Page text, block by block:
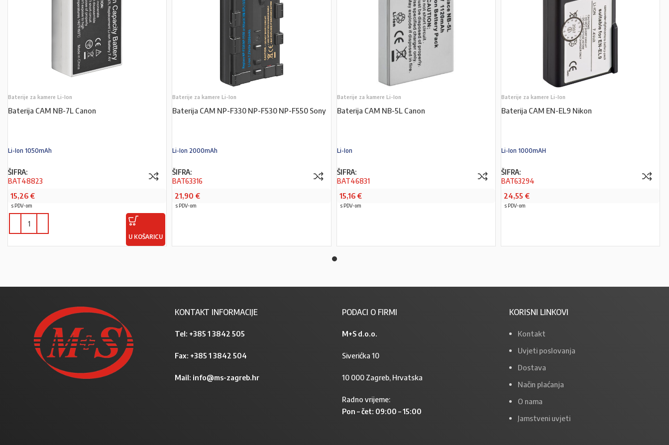
Baterije za kamere Li-Ion
Baterija CAM NB-7L Canon
Li-Ion 1050mAh
ŠIFRA:
BAT48823
15,26 €
s PDV-om
U KOŠARICU
Baterije za kamere Li-Ion
Baterija CAM NP-F330 NP-F530 NP-F550 Sony
Li-Ion 2000mAh
ŠIFRA:
BAT63316
21,90 €
s PDV-om
Baterije za kamere Li-Ion
Baterija CAM NB-5L Canon
Li-Ion
ŠIFRA:
BAT46831
15,16 €
s PDV-om
Baterije za kamere Li-Ion
Baterija CAM EN-EL9 Nikon
Li-Ion 1000mAH
ŠIFRA:
BAT63294
24,55 €
s PDV-om
KONTAKT INFORMACIJE
Tel: +385 1 3842 505
Fax: +385 1 3842 504
Mail: info@ms-zagreb.hr
PODACI O FIRMI
M+S d.o.o.
Siverićka 10
10 000 Zagreb, Hrvatska
Radno vrijeme:
Pon – čet: 09:00 – 15:00
KORISNI LINKOVI
Kontakt
Uvjeti poslovanja
Dostava
Način plaćanja
O nama
Jamstveni uvjeti